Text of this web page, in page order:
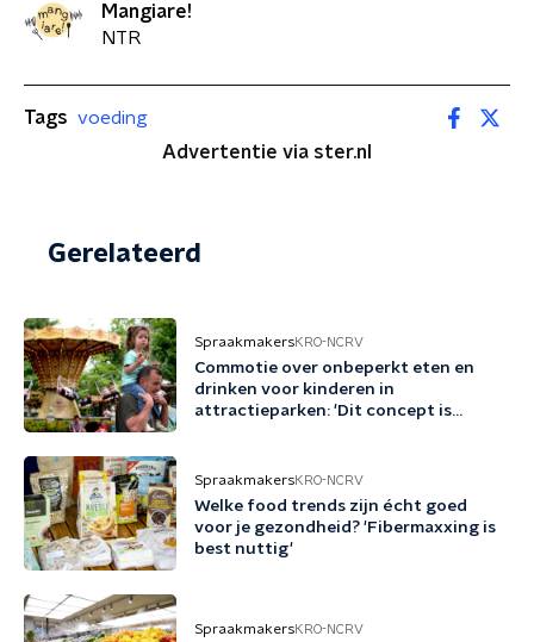
Mangiare!
NTR
Tags voeding
Advertentie via ster.nl
Gerelateerd
SpraakmakersKRO-NCRV
Commotie over onbeperkt eten en
drinken voor kinderen in
attractieparken: 'Dit concept is
SpraakmakersKRO-NCRV
Welke food trends zijn écht goed
voor je gezondheid? 'Fibermaxxing is
best nuttig'
SpraakmakersKRO-NCRV